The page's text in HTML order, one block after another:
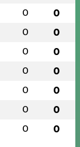
0 0
0 0
0 0
0 0
0 0
0 0
0 0